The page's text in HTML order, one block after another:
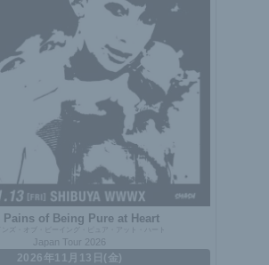
Pains of Being Pure at Heart
Japan Tour 2026
2026年11月13日(金)